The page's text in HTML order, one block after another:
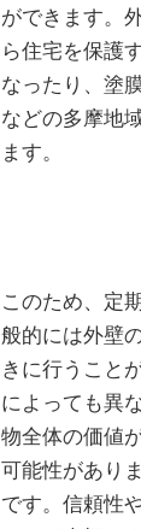
ができます。
ら住宅を保護
なったり、塗
などの多摩地
ます。
このため、定
般的には外壁
きに行うこと
によっても異
物全体の価値
可能性があり
です。信頼性